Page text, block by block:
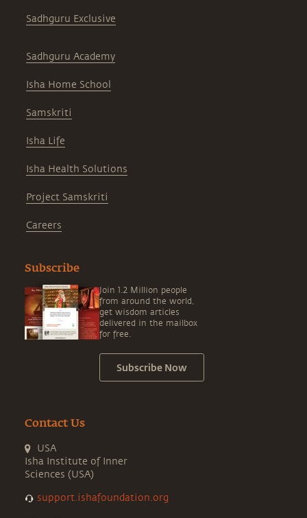
Sadhguru Exclusive
Sadhguru Academy
Isha Home School
Samskriti
Isha Life
Isha Health Solutions
Project Samskriti
Careers
Subscribe
Join 1.2 Million people
from around the world,
get wisdom articles
delivered in the mailbox
for free.
Subscribe Now
Contact Us
USA
Isha Institute of Inner
Sciences (USA)
support.ishafoundation.org